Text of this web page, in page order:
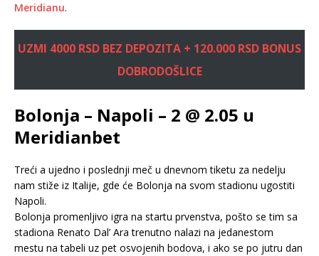
Meridianu.
UZMI 4000 RSD BEZ DEPOZITA + 120.000 RSD BONUS
DOBRODOŠLICE
Bolonja – Napoli – 2 @ 2.05 u
Meridianbet
Treći a ujedno i poslednji meč u dnevnom tiketu za nedelju
nam stiže iz Italije, gde će Bolonja na svom stadionu ugostiti
Napoli.
Bolonja promenljivo igra na startu prvenstva, pošto se tim sa
stadiona Renato Dal’ Ara trenutno nalazi na jedanestom
mestu na tabeli uz pet osvojenih bodova, i ako se po jutru dan